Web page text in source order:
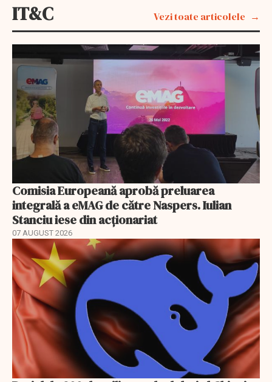
IT&C Vezi toate articolele
Comisia Europeană aprobă preluarea
integrală a eMAG de către Naspers. Iulian
Stanciu iese din acționariat
07 AUGUST 2026